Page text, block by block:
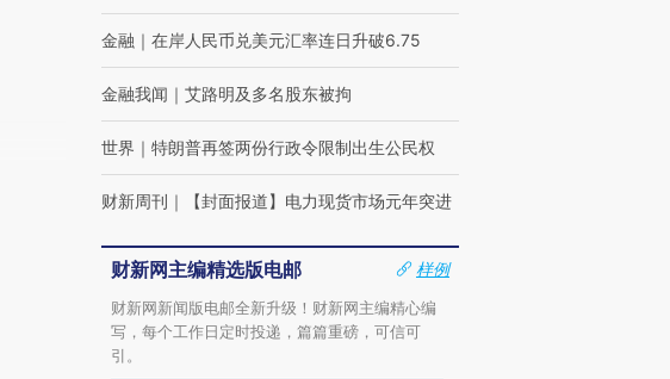
金融 ｜ 在岸人民币兑美元汇率连日升破6.75
金融我闻 ｜ 艾路明及多名股东被拘
世界 ｜ 特朗普再签两份行政令限制出生公民权
财新周刊 ｜ 【封面报道】电力现货市场元年突进
财新网主编精选版电邮
样例
财新网新闻版电邮全新升级！财新网主编精心编
写，每个工作日定时投递，篇篇重磅，可信可
引。